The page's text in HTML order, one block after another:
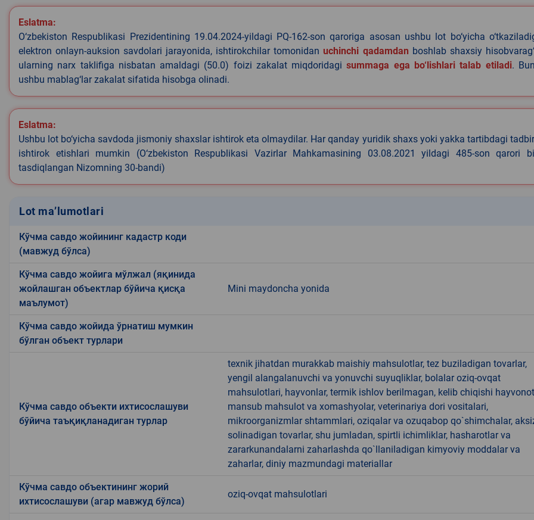
of
3
Eslatma:
O‘zbekiston Respublikasi Prezidentining 19.04.2024-yildagi PQ-162-son qaroriga asosan ushbu lot bo‘yicha
elektron onlayn-auksion savdolari jarayonida, ishtirokchilar tomonidanuchinchi qadamdan boshlab shaxsiy
ularning narx taklifiga nisbatan amaldagi (50.0) foizi zakalat miqdoridagisummaga ega bo‘lishlari talab etiladi.
ushbu mablag‘lar zakalat sifatida hisobga olinadi.
Eslatma:
Ushbu lot bo‘yicha savdoda jismoniy shaxslar ishtirok eta olmaydilar. Har qanday yuridik shaxs yoki yakka tartibdagi
ishtirok etishlari mumkin (O‘zbekiston Respublikasi Vazirlar Mahkamasining 03.08.2021 yildagi 485-son qarori
tasdiqlangan Nizomning 30-bandi)
Lot ma’lumotlari
Кўчма савдо жойининг кадастр коди
(мавжуд бўлса)
Кўчма савдо жойига мўлжал (яқинида
жойлашган объектлар бўйича қисқа
маълумот)
Mini maydoncha yonida
Кўчма савдо жойида ўрнатиш мумкин
бўлган объект турлари
Кўчма савдо объекти ихтисослашуви
бўйича таъқиқланадиган турлар
texnik jihatdan murakkab maishiy mahsulotlar, tez buziladigan tovarlar,
yengil alangalanuvchi va yonuvchi suyuqliklar, bolalar oziq-ovqat
mahsulotlari, hayvonlar, termik ishlov berilmagan, kelib chiqishi
mansub mahsulot va xomashyolar, veterinariya dori vositalari,
mikroorganizmlar shtammlari, oziqalar va ozuqabop qo`shimchalar,
solinadigan tovarlar, shu jumladan, spirtli ichimliklar, hasharotlar va
zararkunandalarni zaharlashda qo`llaniladigan kimyoviy moddalar va
zaharlar, diniy mazmundagi materiallar
Кўчма савдо объектининг жорий
ихтисослашуви (агар мавжуд бўлса)
oziq-ovqat mahsulotlari